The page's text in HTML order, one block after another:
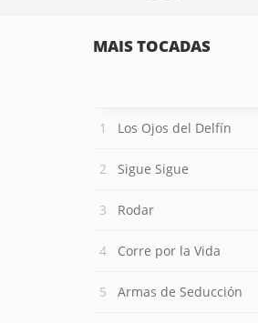
MAIS TOCADAS
Los Ojos del Delfín
Sigue Sigue
Rodar
Corre por la Vida
Armas de Seducción